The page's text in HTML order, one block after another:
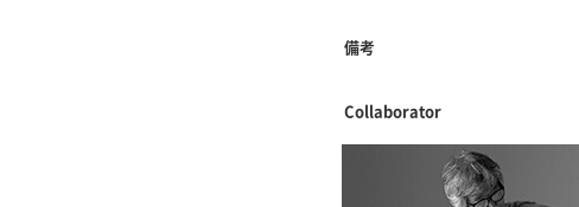
備考
Collaborator